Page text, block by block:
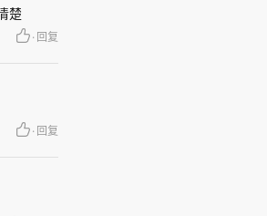
出一
泪俱下
，哭
楚
· 回复
· 回复